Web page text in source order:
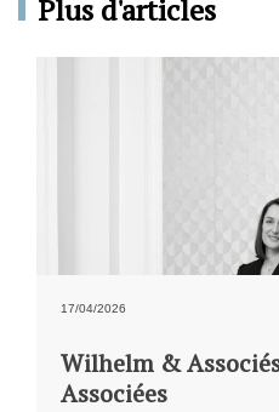
Plus d'articles
17/04/2026
Wilhelm &
Associées